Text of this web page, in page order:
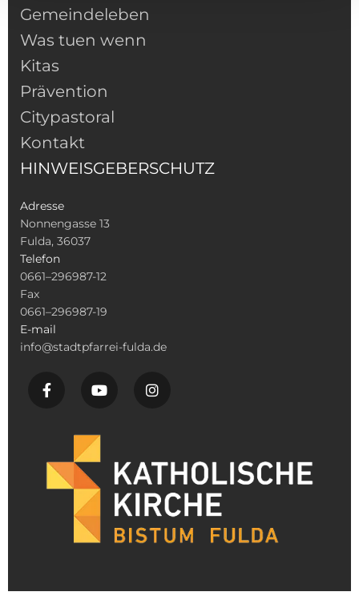
Gemeindeleben
Was tuen wenn
Kitas
Prävention
Citypastoral
Kontakt
HINWEISGEBERSCHUTZ
Adresse
Nonnengasse 13
Fulda, 36037
Telefon
0661–296987-12
Fax
0661–296987-19
E-mail
info@stadtpfarrei-fulda.de